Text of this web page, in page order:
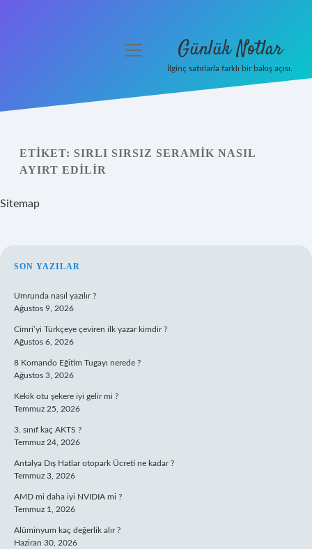
Yasal Uyarı
menüyü
Günlük Notlar
İlginç satırlarla farklı bir bakış açısı.
ETIKET: SIRLI SIRSIZ SERAMIK NASIL
AYIRT EDILIR
Sitemap
SIDEBAR
SON YAZILAR
Umrunda nasıl yazılır ?
Ağustos 9, 2026
Cimri’yi Türkçeye çeviren ilk yazar kimdir ?
Ağustos 6, 2026
8 Komando Eğitim Tugayı nerede ?
Ağustos 3, 2026
Kekik otu şekere iyi gelir mi ?
Temmuz 25, 2026
3. sınıf kaç AKTS ?
Temmuz 24, 2026
Antalya Dış Hatlar otopark Ücreti ne kadar ?
Temmuz 3, 2026
AMD mi daha iyi NVIDIA mi ?
Temmuz 1, 2026
Alüminyum kaç değerlik alır ?
Haziran 30, 2026